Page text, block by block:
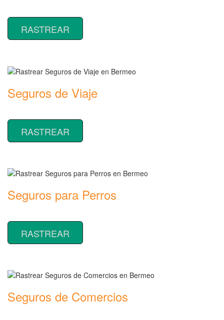
RASTREAR
Seguros de Viaje
RASTREAR
Seguros para Perros
RASTREAR
Seguros de Comercios